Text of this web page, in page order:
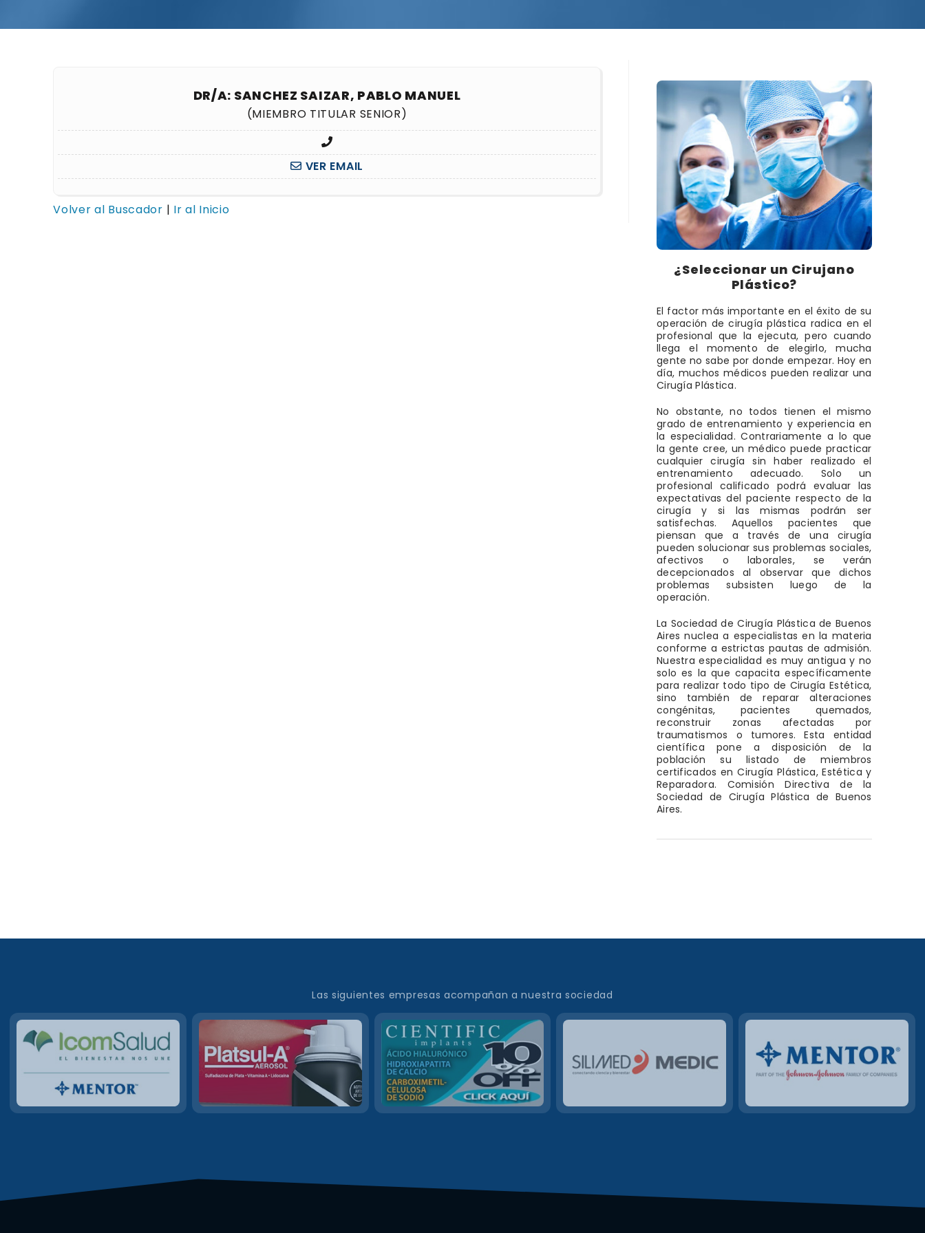
DR/A: SANCHEZ SAIZAR, PABLO MANUEL
(MIEMBRO TITULAR SENIOR)
VER EMAIL
Volver al Buscador | Ir al Inicio
¿Seleccionar un Cirujano
Plástico?
El factor más importante en el éxito de su
operación de cirugía plástica radica en el
profesional que la ejecuta, pero cuando
llega el momento de elegirlo, mucha
gente no sabe por donde empezar. Hoy en
día, muchos médicos pueden realizar una
Cirugía Plástica.
No obstante, no todos tienen el mismo
grado de entrenamiento y experiencia en
la especialidad. Contrariamente a lo que
la gente cree, un médico puede practicar
cualquier cirugía sin haber realizado el
entrenamiento adecuado. Solo un
profesional calificado podrá evaluar las
expectativas del paciente respecto de la
cirugía y si las mismas podrán ser
satisfechas. Aquellos pacientes que
piensan que a través de una cirugía
pueden solucionar sus problemas sociales,
afectivos o laborales, se verán
decepcionados al observar que dichos
problemas subsisten luego de la
operación.
La Sociedad de Cirugía Plástica de Buenos
Aires nuclea a especialistas en la materia
conforme a estrictas pautas de admisión.
Nuestra especialidad es muy antigua y no
solo es la que capacita específicamente
para realizar todo tipo de Cirugía Estética,
sino también de reparar alteraciones
congénitas, pacientes quemados,
reconstruir zonas afectadas por
traumatismos o tumores. Esta entidad
científica pone a disposición de la
población su listado de miembros
certificados en Cirugía Plástica, Estética y
Reparadora. Comisión Directiva de la
Sociedad de Cirugía Plástica de Buenos
Aires.
Las siguientes empresas acompañan a nuestra sociedad